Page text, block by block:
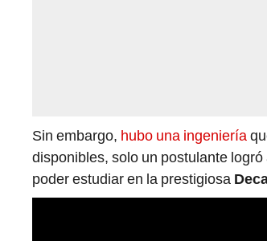
Sin embargo, hubo una ingeniería
disponibles, solo un postulante
poder estudiar en la prestigiosa